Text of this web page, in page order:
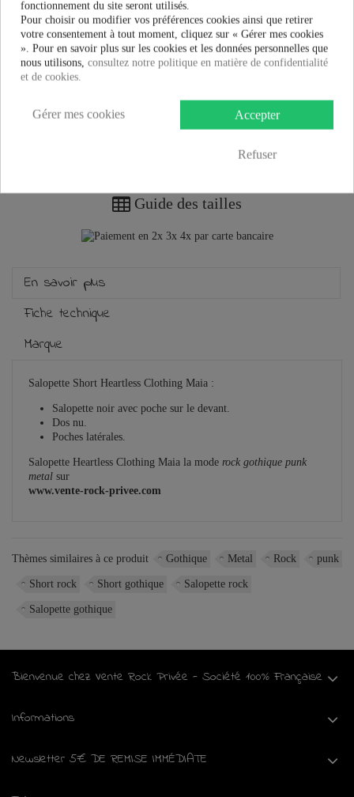
47,90 €
et la livraison est offerte !
Guide des tailles
En savoir plus
Fiche technique
Marque
Salopette Short Heartless Clothing Maia :
Salopette noir avec poche sur le devant.
Dos nu.
Poches latérales.
Salopette Heartless Clothing Maia la mode rock gothique punk
metal sur
www.vente-rock-privee.com
Thèmes similaires à ce produit Gothique Metal Rock punk
Short rock Short gothique Salopette rock
Salopette gothique
Bienvenue chez Vente Rock Privée - Société 100% Française
Informations
Newsletter 5€ DE REMISE IMMÉDIATE
fonctionnement du site seront utilisés.
Pour choisir ou modifier vos préférences cookies ainsi que retirer
votre consentement à tout moment, cliquez sur « Gérer mes cookies
». Pour en savoir plus sur les cookies et les données personnelles que
nous utilisons, consultez notre politique en matière de confidentialité
et de cookies.
Accepter
Refuser
Gérer mes cookies